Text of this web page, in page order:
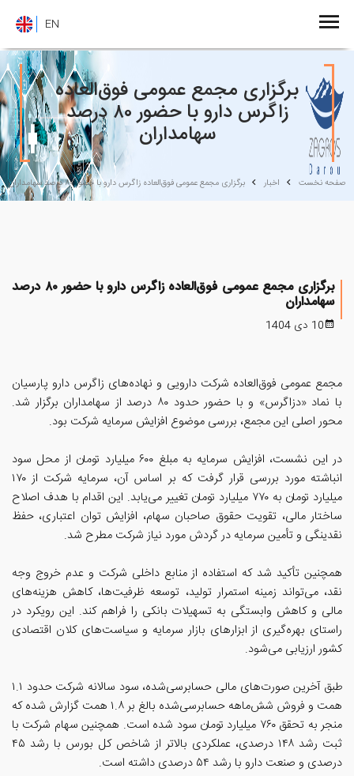
EN
برگزاری مجمع عمومی فوق‌العاده
زاگرس دارو با حضور ۸۰ درصد
سهامداران
صفحه نخست اخبار برگزاری مجمع عمومی فوق‌العاده زاگرس دارو با حضور ۸۰ درصد سهامداران
برگزاری مجمع عمومی فوق‌العاده زاگرس دارو با حضور ۸۰ درصد
سهامداران
10 دی 1404
مجمع عمومی فوق‌العاده شرکت دارویی و نهاده‌های زاگرس دارو پارسیان
با نماد «دزاگرس» و با حضور حدود ۸۰ درصد از سهامداران برگزار شد.
محور اصلی این مجمع، بررسی موضوع افزایش سرمایه شرکت بود.
در این نشست، افزایش سرمایه به مبلغ ۶۰۰ میلیارد تومان از محل سود
انباشته مورد بررسی قرار گرفت که بر اساس آن، سرمایه شرکت از ۱۷۰
میلیارد تومان به ۷۷۰ میلیارد تومان تغییر می‌یابد. این اقدام با هدف اصلاح
ساختار مالی، تقویت حقوق صاحبان سهام، افزایش توان اعتباری، حفظ
نقدینگی و تأمین سرمایه در گردش مورد نیاز شرکت مطرح شد.
همچنین تأکید شد که استفاده از منابع داخلی شرکت و عدم خروج وجه
نقد، می‌تواند زمینه استمرار تولید، توسعه ظرفیت‌ها، کاهش هزینه‌های
مالی و کاهش وابستگی به تسهیلات بانکی را فراهم کند. این رویکرد در
راستای بهره‌گیری از ابزارهای بازار سرمایه و سیاست‌های کلان اقتصادی
کشور ارزیابی می‌شود.
طبق آخرین صورت‌های مالی حسابرسی‌شده، سود سالانه شرکت حدود ۱.۱
همت و فروش شش‌ماهه حسابرسی‌شده بالغ بر ۱.۸ همت گزارش شده که
منجر به تحقق ۷۶۰ میلیارد تومان سود شده است. همچنین سهام شرکت با
ثبت رشد ۱۴۸ درصدی، عملکردی بالاتر از شاخص کل بورس با رشد ۴۵
درصدی و صنعت دارو با رشد ۵۴ درصدی داشته است.